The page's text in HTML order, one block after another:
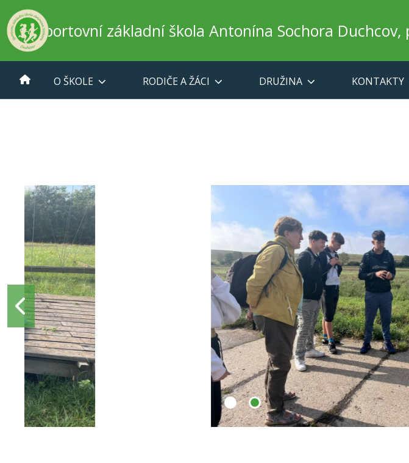
Sportovní základní škola Antonína Sochora Duchcov,
O ŠKOLE RODIČE A ŽÁCI DRUŽINA KONTAKTY